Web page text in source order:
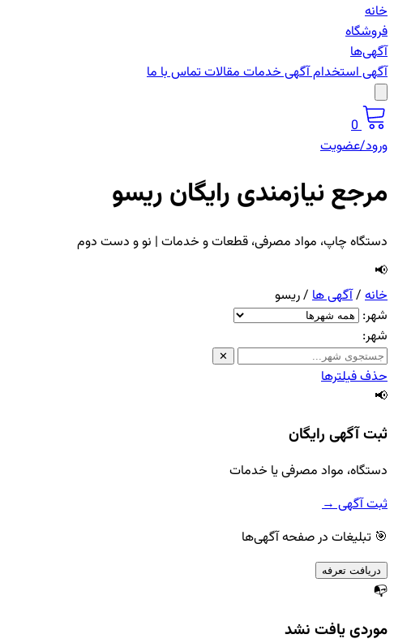
خانه
فروشگاه
آگهی‌ها
آگهی استخدامآگهی خدماتمقالاتتماس با ما
0
ورود/عضویت
مرجع نیازمندی رایگان ریسو
دستگاه چاپ، مواد مصرفی، قطعات و خدمات | نو و دست دوم
📢
خانه /آگهی ها /ریسو
شهر:
شهر:
✕
حذف فیلترها
📢
ثبت آگهی رایگان
دستگاه، مواد مصرفی یا خدمات
ثبت آگهی →
🎯 تبلیغات در صفحه آگهی‌ها
دریافت تعرفه
📭
موردی یافت نشد